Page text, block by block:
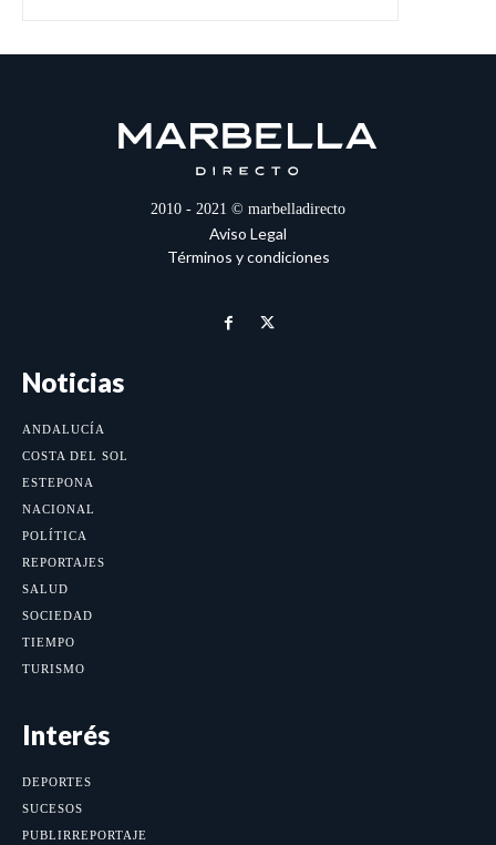
2010 - 2021 © marbelladirecto
Aviso Legal
Términos y condiciones
Noticias
ANDALUCÍA
COSTA DEL SOL
ESTEPONA
NACIONAL
POLÍTICA
REPORTAJES
SALUD
SOCIEDAD
TIEMPO
TURISMO
Interés
DEPORTES
SUCESOS
PUBLIRREPORTAJE